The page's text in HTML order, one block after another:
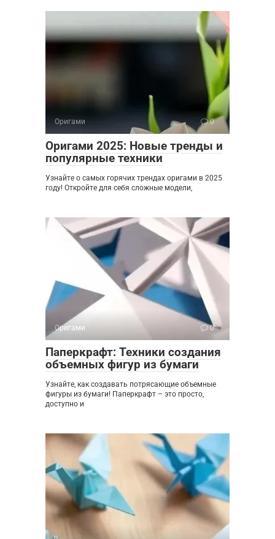
Оригами 0
Оригами 2025: Новые тренды и
популярные техники
Узнайте о самых горячих трендах оригами в 2025
году! Откройте для себя сложные модели,
Оригами 0
Паперкрафт: Техники создания
объемных фигур из бумаги
Узнайте, как создавать потрясающие объемные
фигуры из бумаги! Паперкрафт – это просто,
доступно и